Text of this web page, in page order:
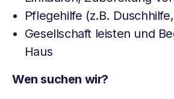
Pflegehilfe (z.B.
Gesellschaft leisten und
Haus
Wen suchen wir?